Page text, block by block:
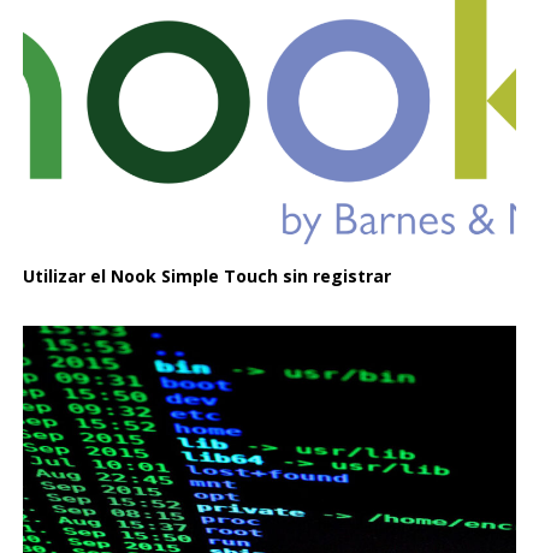
Utilizar el Nook Simple Touch sin registrar